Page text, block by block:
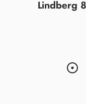
Lindberg